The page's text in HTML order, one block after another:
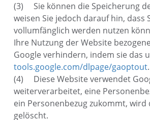
(3) Sie können die Speicherung
weisen Sie jedoch darauf hin,
vollumfänglich werden nutzen
Ihre Nutzung der Website
Google verhindern, indem sie das
tools.google.com/dlpage/gaoptout.
(4) Diese Website verwendet
weiterverarbeitet, eine
ein Personenbezug zukommt,
gelöscht.